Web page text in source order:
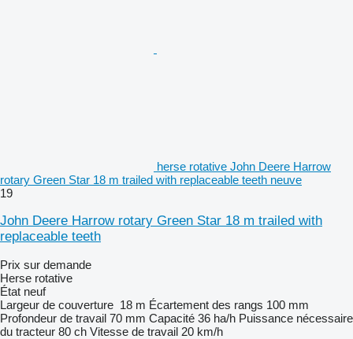
herse rotative John Deere Harrow
rotary Green Star 18 m trailed with replaceable teeth neuve
19
John Deere Harrow rotary Green Star 18 m trailed with
replaceable teeth
Prix sur demande
Herse rotative
État neuf
Largeur de couverture 18 m Écartement des rangs 100 mm
Profondeur de travail 70 mm Capacité 36 ha/h Puissance nécessaire
du tracteur 80 ch Vitesse de travail 20 km/h